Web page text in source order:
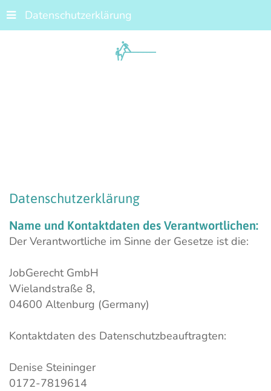
Datenschutzerklärung
Datenschutzerklärung
Name und Kontaktdaten des Verantwortlichen:
Der Verantwortliche im Sinne der Gesetze ist die:
JobGerecht GmbH
Wielandstraße 8,
04600 Altenburg (Germany)
Kontaktdaten des Datenschutzbeauftragten:
Denise Steininger
0172-7819614